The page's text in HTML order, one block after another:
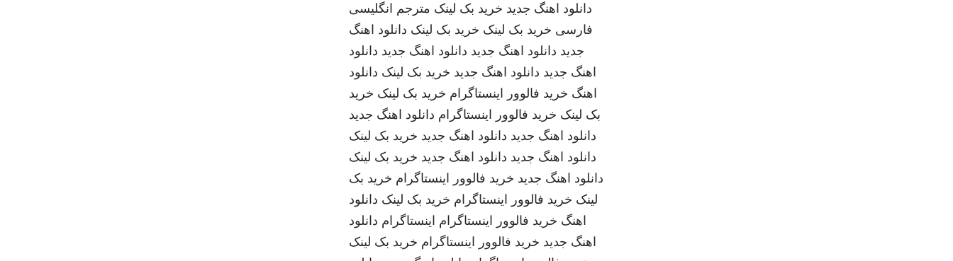
دانلود اهنگ جدید خرید بک لینک مترجم انگلیسی
فارسی خرید بک لینک خرید بک لینک دانلود اهنگ
جدید دانلود اهنگ جدید دانلود اهنگ جدید دانلود
اهنگ جدید دانلود اهنگ جدید خرید بک لینک دانلود
اهنگ خرید فالوور اینستاگرام خرید بک لینک خرید
بک لینک خرید فالوور اینستاگرام دانلود اهنگ جدید
دانلود اهنگ جدید دانلود اهنگ جدید خرید بک لینک
دانلود اهنگ جدید دانلود اهنگ جدید خرید بک لینک
دانلود اهنگ جدید خرید فالوور اینستاگرام خرید بک
لینک خرید فالوور اینستاگرام خرید بک لینک دانلود
اهنگ خرید فالوور اینستاگرام اینستاگرام دانلود
اهنگ جدید خرید فالوور اینستاگرام خرید بک لینک